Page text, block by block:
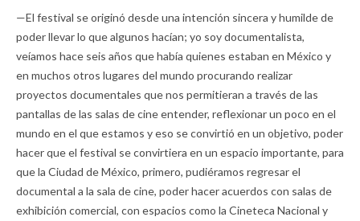
—El festival se originó desde una intención sincera y humilde de
poder llevar lo que algunos hacían; yo soy documentalista,
veíamos hace seis años que había quienes estaban en México y
en muchos otros lugares del mundo procurando realizar
proyectos documentales que nos permitieran a través de las
pantallas de las salas de cine entender, reflexionar un poco en el
mundo en el que estamos y eso se convirtió en un objetivo, poder
hacer que el festival se convirtiera en un espacio importante, para
que la Ciudad de México, primero, pudiéramos regresar el
documental a la sala de cine, poder hacer acuerdos con salas de
exhibición comercial, con espacios como la Cineteca Nacional y